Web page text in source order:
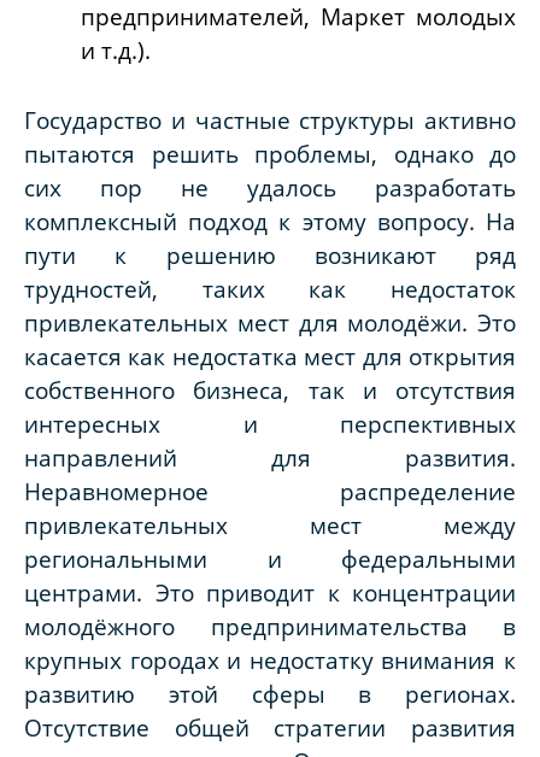
предпринимателей, Маркет молодых
и т.д.).
Государство и частные структуры активно
пытаются решить проблемы, однако до
сих пор не удалось разработать
комплексный подход к этому вопросу. На
пути к решению возникают ряд
трудностей, таких как недостаток
привлекательных мест для молодёжи. Это
касается как недостатка мест для открытия
собственного бизнеса, так и отсутствия
интересных и перспективных
направлений для развития.
Неравномерное распределение
привлекательных мест между
региональными и федеральными
центрами. Это приводит к концентрации
молодёжного предпринимательства в
крупных городах и недостатку внимания к
развитию этой сферы в регионах.
Отсутствие общей стратегии развития